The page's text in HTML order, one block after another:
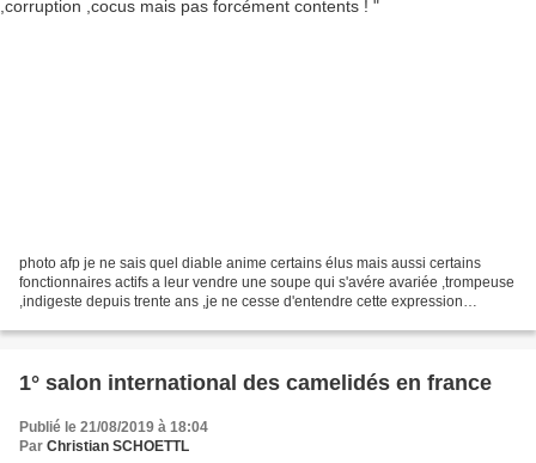
photo afp je ne sais quel diable anime certains élus mais aussi certains
fonctionnaires actifs a leur vendre une soupe qui s'avére avariée ,trompeuse
,indigeste depuis trente ans ,je ne cesse d'entendre cette expression
1° salon international des camelidés en france
Publié le 21/08/2019 à 18:04
Par Christian SCHOETTL